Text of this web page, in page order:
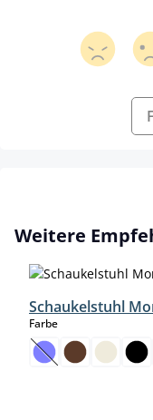
Produktgalerie
Weitere
Schaukelstuhl
Farbeauswählen
(Diese Option ist